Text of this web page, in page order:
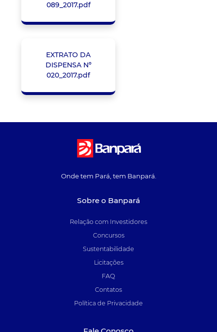
089_2017.pdf
EXTRATO DA
DISPENSA Nº
020_2017.pdf
Onde tem Pará, tem Banpará.
Sobre o Banpará
Relação com Investidores
Concursos
Sustentabilidade
Licitações
FAQ
Contatos
Política de Privacidade